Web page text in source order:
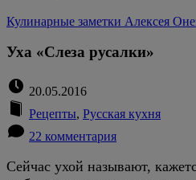
Кулинарные заметки Алексея
Уха «Слеза русалки»
20.05.2016
Рецепты, Русская кухня
22 комментария
Сейчас ухой называют,